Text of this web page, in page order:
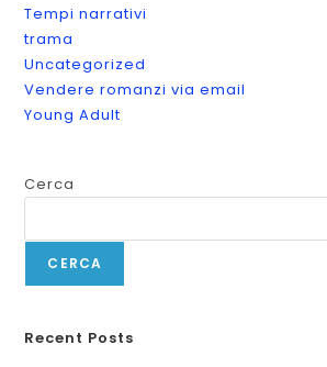
Tempi narrativi
trama
Uncategorized
Vendere romanzi via email
Young Adult
Cerca
CERCA
Recent Posts